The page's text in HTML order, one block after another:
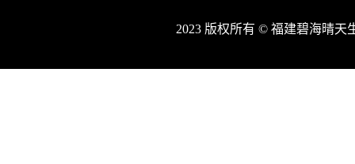
2023 版权所有 © 福建碧海晴